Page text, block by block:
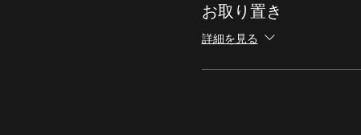
お取り置き
詳細を見る